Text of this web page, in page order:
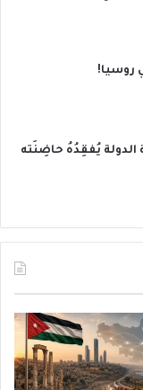
روسيا!
الدولة يُفقِدُهُ حاضِنَته